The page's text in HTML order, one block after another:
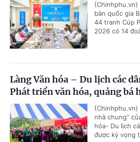
bàn quốc gia
44 tranh Cúp
2026 có 14
Làng Văn hóa – Du lịch các
Phát triển văn hóa, quảng bá
(Chinhphu.vn)
nhà chung”
hóa- Du lịch
được kỳ vọng